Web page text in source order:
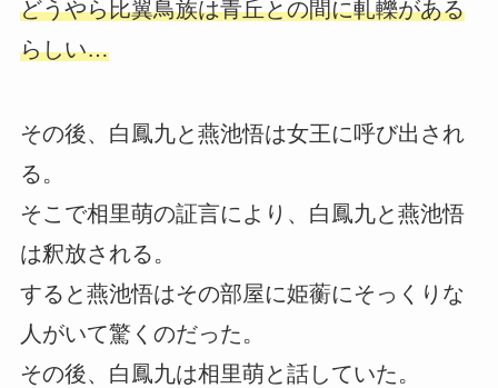
どうやら比翼鳥族は青丘との間に軋轢がある
らしい…
その後、白鳳九と燕池悟は女王に呼び出され
る。
そこで相里萌の証言により、白鳳九と燕池悟
は釈放される。
すると燕池悟はその部屋に姫蘅にそっくりな
人がいて驚くのだった。
その後、白鳳九は相里萌と話していた。